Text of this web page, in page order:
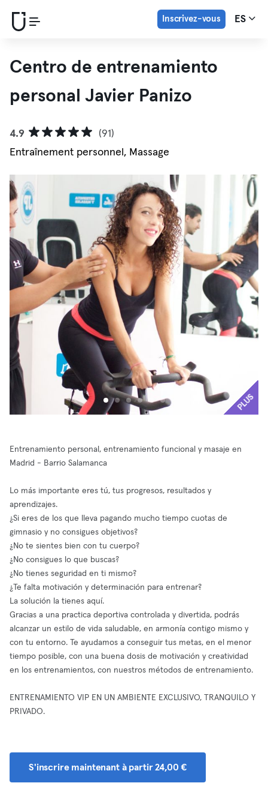
Inscrivez-vous ES
Centro de entrenamiento
personal Javier Panizo
4.9
(91)
Entraînement personnel, Massage
PLUS
Entrenamiento personal, entrenamiento funcional y masaje en
Madrid - Barrio Salamanca
Lo más importante eres tú, tus progresos, resultados y
aprendizajes.
¿Si eres de los que lleva pagando mucho tiempo cuotas de
gimnasio y no consigues objetivos?
¿No te sientes bien con tu cuerpo?
¿No consigues lo que buscas?
¿No tienes seguridad en ti mismo?
¿Te falta motivación y determinación para entrenar?
La solución la tienes aquí.
Gracias a una practica deportiva controlada y divertida, podrás
alcanzar un estilo de vida saludable, en armonía contigo mismo y
con tu entorno. Te ayudamos a conseguir tus metas, en el menor
tiempo posible, con una buena dosis de motivación y creatividad
en los entrenamientos, con nuestros métodos de entrenamiento.
ENTRENAMIENTO VIP EN UN AMBIENTE EXCLUSIVO, TRANQUILO Y
PRIVADO.
S'inscrire maintenant à partir 24,00 €